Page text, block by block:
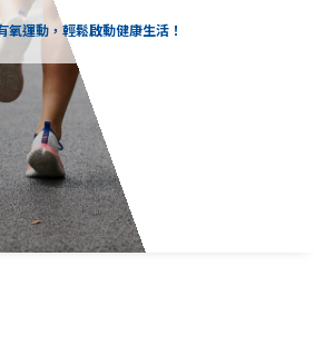
氧運動，輕鬆啟動健康生活！